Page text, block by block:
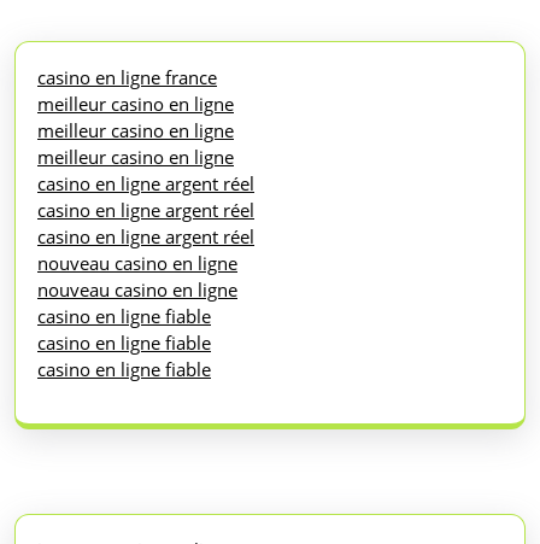
casino en ligne france
meilleur casino en ligne
meilleur casino en ligne
meilleur casino en ligne
casino en ligne argent réel
casino en ligne argent réel
casino en ligne argent réel
nouveau casino en ligne
nouveau casino en ligne
casino en ligne fiable
casino en ligne fiable
casino en ligne fiable